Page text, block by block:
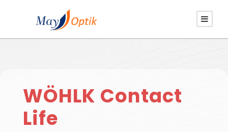
WÖHLK Contact
Life